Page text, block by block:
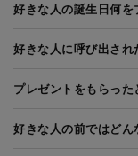
好きな人の誕生日何を
好きな人に呼び出され
プレゼントをもらった
好きな人の前ではどん